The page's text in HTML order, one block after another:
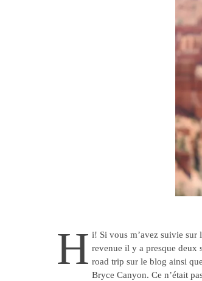
H i! Si vous m’avez suivie sur
revenue il y a presque deux
road trip sur le blog ainsi
Bryce Canyon. Ce n’était